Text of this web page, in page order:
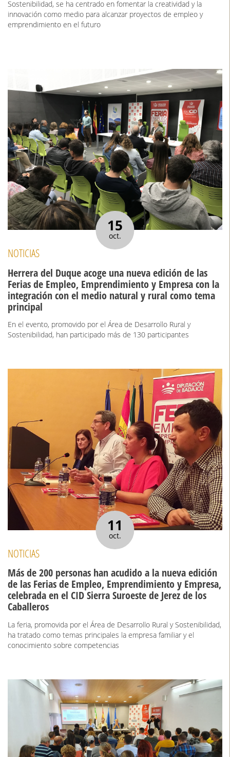
Sostenibilidad, se ha centrado en fomentar la creatividad y la
innovación como medio para alcanzar proyectos de empleo y
emprendimiento en el futuro
15
oct.
NOTICIAS
Herrera del Duque acoge una nueva edición de las
Ferias de Empleo, Emprendimiento y Empresa con la
integración con el medio natural y rural como tema
principal
En el evento, promovido por el Área de Desarrollo Rural y
Sostenibilidad, han participado más de 130 participantes
11
oct.
NOTICIAS
Más de 200 personas han acudido a la nueva edición
de las Ferias de Empleo, Emprendimiento y Empresa,
celebrada en el CID Sierra Suroeste de Jerez de los
Caballeros
La feria, promovida por el Área de Desarrollo Rural y Sostenibilidad,
ha tratado como temas principales la empresa familiar y el
conocimiento sobre competencias